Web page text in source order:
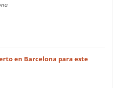
en Barcelona para este